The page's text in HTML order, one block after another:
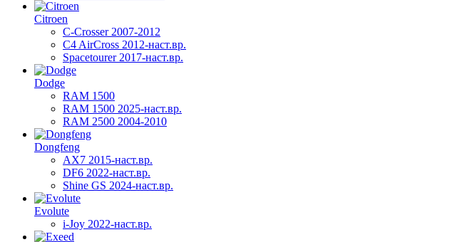
Citroen
C-Crosser 2007-2012
C4 AirCross 2012-наст.вр.
Spacetourer 2017-наст.вр.
Dodge
RAM 1500
RAM 1500 2025-наст.вр.
RAM 2500 2004-2010
Dongfeng
AX7 2015-наст.вр.
DF6 2022-наст.вр.
Shine GS 2024-наст.вр.
Evolute
i-Joy 2022-наст.вр.